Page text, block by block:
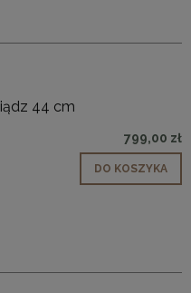
44 cm
799,00 zł
DO KOSZYKA